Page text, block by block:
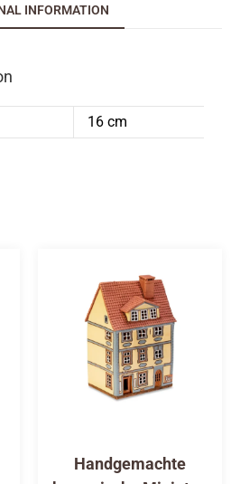
INFORMATION
16 cm
Handgemachte